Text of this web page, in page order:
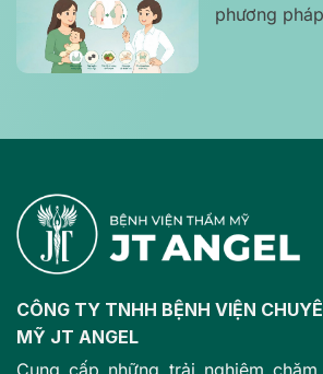
phương
CÔNG TY TNHH BỆNH VIỆN
MỸ JT ANGEL